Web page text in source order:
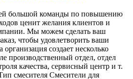
большой команды по повышению
ценит желания клиентов и
Мы можем сделать ваш
чтобы удовлетворить ваши
создает несколько
производственный отдел, отдел
качества, сервисный центр и т.
смесителя Смесители для